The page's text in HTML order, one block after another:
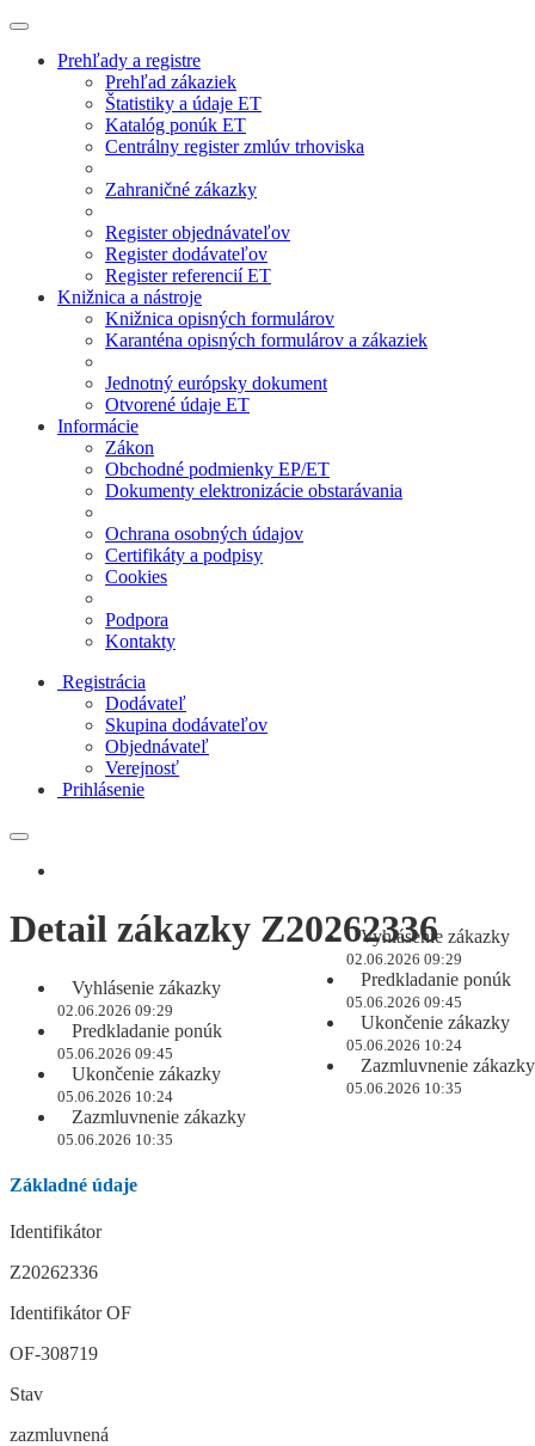
Prehľady a registre
Prehľad zákaziek
Štatistiky a údaje ET
Katalóg ponúk ET
Centrálny register zmlúv trhoviska
Zahraničné zákazky
Register objednávateľov
Register dodávateľov
Register referencií ET
Knižnica a nástroje
Knižnica opisných formulárov
Karanténa opisných formulárov a zákaziek
Jednotný európsky dokument
Otvorené údaje ET
Informácie
Zákon
Obchodné podmienky EP/ET
Dokumenty elektronizácie obstarávania
Ochrana osobných údajov
Certifikáty a podpisy
Cookies
Podpora
Kontakty
Registrácia
Dodávateľ
Skupina dodávateľov
Objednávateľ
Verejnosť
Prihlásenie
Vyhlásenie zákazky
02.06.2026 09:29
Predkladanie ponúk
05.06.2026 09:45
Ukončenie zákazky
05.06.2026 10:24
Zazmluvnenie zákazky
05.06.2026 10:35
Detail zákazky Z20262336
Vyhlásenie zákazky
02.06.2026 09:29
Predkladanie ponúk
05.06.2026 09:45
Ukončenie zákazky
05.06.2026 10:24
Zazmluvnenie zákazky
05.06.2026 10:35
Základné údaje
Identifikátor
Z20262336
Identifikátor OF
OF-308719
Stav
zazmluvnená